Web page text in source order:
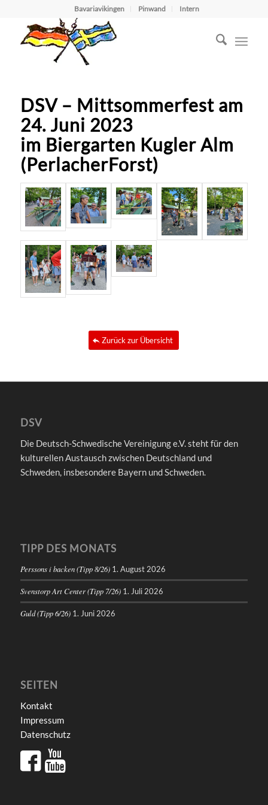
Bavariavikingen Pinwand Intern
DSV – Mittsommerfest am
24. Juni 2023
im Biergarten Kugler Alm
(PerlacherForst)
Zurück zur Übersicht
DSV
Die Deutsch-Schwedische Vereinigung e.V. steht für den
kulturellen Austausch zwischen Deutschland und
Schweden, insbesondere Bayern und Schweden.
TIPP DES MONATS
Perssons i backen (Tipp 8/26) 1. August 2026
Svenstorp Art Center (Tipp 7/26) 1. Juli 2026
Guld (Tipp 6/26) 1. Juni 2026
SEITEN
Kontakt
Impressum
Datenschutz